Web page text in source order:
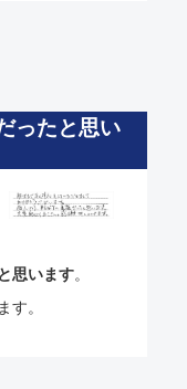
ったと思い
思います。
す。